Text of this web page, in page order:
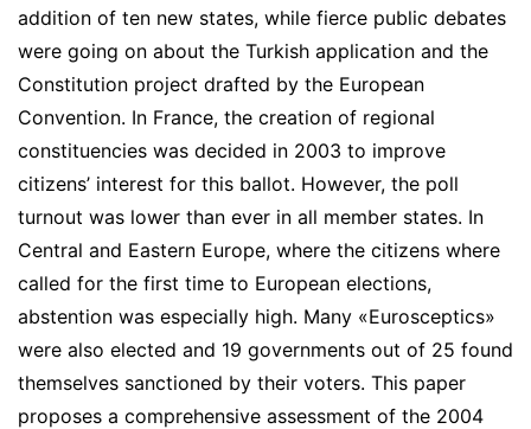
addition of ten new states, while fierce public debates
were going on about the Turkish application and the
Constitution project drafted by the European
Convention. In France, the creation of regional
constituencies was decided in 2003 to improve
citizens’ interest for this ballot. However, the poll
turnout was lower than ever in all member states. In
Central and Eastern Europe, where the citizens where
called for the first time to European elections,
abstention was especially high. Many «Eurosceptics»
were also elected and 19 governments out of 25 found
themselves sanctioned by their voters. This paper
proposes a comprehensive assessment of the 2004